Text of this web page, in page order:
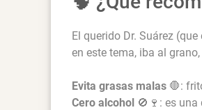
El querido Dr. Suárez
en este tema, iba al
Evita grasas malas 🛑:
Cero alcohol 🚫🍷: es